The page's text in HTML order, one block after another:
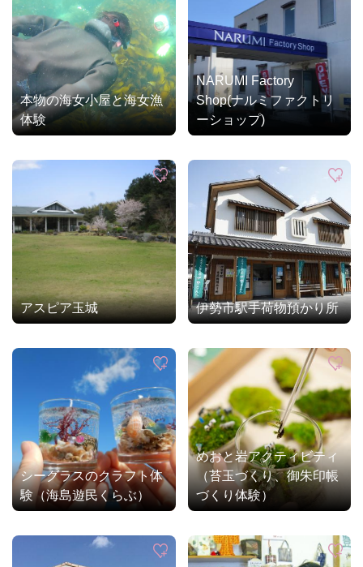
本物の海女小屋と海女漁
体験
NARUMI Factory
Shop(ナルミファクトリ
ーショップ)
アスピア玉城 伊勢市駅手荷物預かり所
シーグラスのクラフト体
験（海島遊民くらぶ）
めおと岩アクティビティ
（苔玉づくり、御朱印帳
づくり体験）